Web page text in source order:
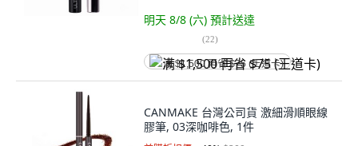
明天 8/8 (六) 預計送達
(22)
满 $1,500 再省 $75 (王道卡)
CANMAKE 台灣公司貨 激細滑順眼線
膠筆, 03深咖啡色, 1件